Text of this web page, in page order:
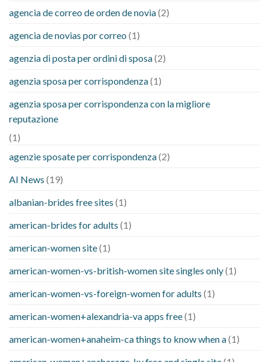
agencia de correo de orden de novia(2)
agencia de novias por correo (1)
agenzia di posta per ordini di sposa(2)
agenzia sposa per corrispondenza(1)
agenzia sposa per corrispondenza con la migliore
reputazione
(1)
agenzie sposate per corrispondenza(2)
AI News (19)
albanian-brides free sites (1)
american-brides for adults (1)
american-women site(1)
american-women-vs-british-women site singles only(1)
american-women-vs-foreign-women for adults (1)
american-women+alexandria-va apps free(1)
american-women+anaheim-ca things to know when a(1)